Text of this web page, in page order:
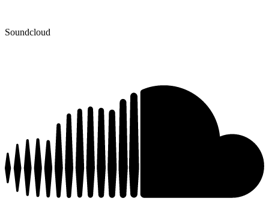
Soundcloud